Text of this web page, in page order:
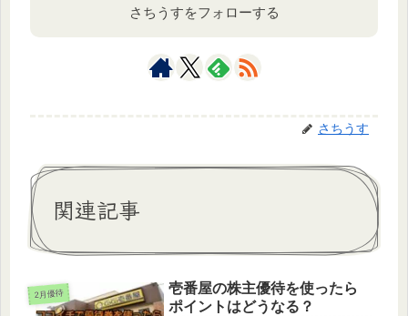
さちうすをフォローする
さちうす
関連記事
2月優待
壱番屋の株主優待を使ったら
ポイントはどうなる？